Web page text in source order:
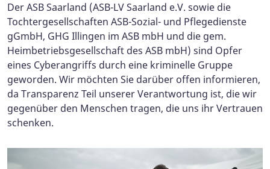
Der ASB Saarland (ASB-LV Saarland e.V. sowie die
Tochtergesellschaften ASB-Sozial- und Pflegedienste
gGmbH, GHG Illingen im ASB mbH und die gem.
Heimbetriebsgesellschaft des ASB mbH) sind Opfer
eines Cyberangriffs durch eine kriminelle Gruppe
geworden. Wir möchten Sie darüber offen informieren,
da Transparenz Teil unserer Verantwortung ist, die wir
gegenüber den Menschen tragen, die uns ihr Vertrauen
schenken.